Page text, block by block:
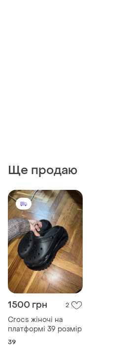
Ще продаю
1500 грн 2
Crocs жіночі на
платформі 39 розмір
39